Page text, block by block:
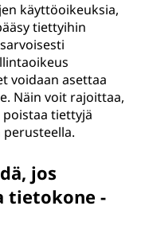
käyttöoikeuksia,
tiettyihin
voidaan asettaa
Näin voit rajoittaa,
tiettyjä
jos
tietokone -